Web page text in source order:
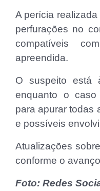
A perícia
perfurações no
compatíveis
apreendida.
O suspeito está
enquanto o
para apurar todas
e possíveis
Atualizações
conforme o
Foto: Redes